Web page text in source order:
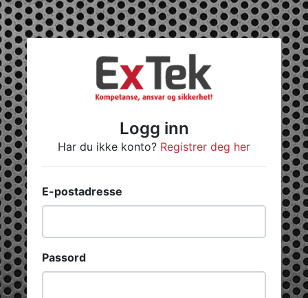
Logg inn
Har du ikke konto? Registrer deg her
E-postadresse
Passord